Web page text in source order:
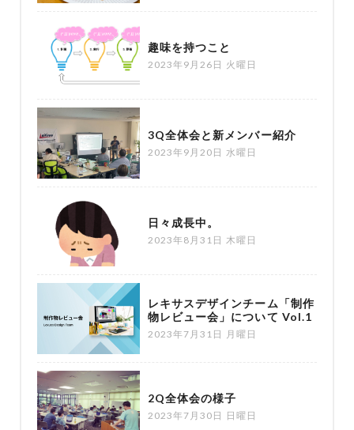
趣味を持つこと
2023年9月26日 火曜日
3Q全体会と新メンバー紹介
2023年9月20日 水曜日
日々成長中。
2023年8月31日 木曜日
レキサスデザインチーム「制作
物レビュー会」について Vol.1
2023年7月31日 月曜日
2Q全体会の様子
2023年7月30日 日曜日